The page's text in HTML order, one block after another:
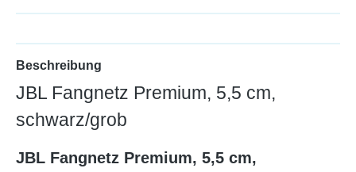
Beschreibung
JBL Fangnetz Premium, 5,5 cm,
schwarz/grob
JBL Fangnetz Premium, 5,5 cm,